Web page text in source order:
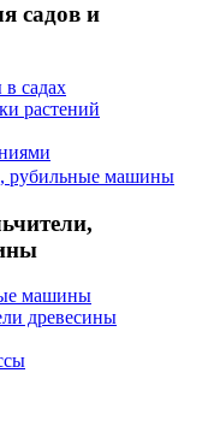
садов и
садах
растений
рубильные машины
машины
древесины